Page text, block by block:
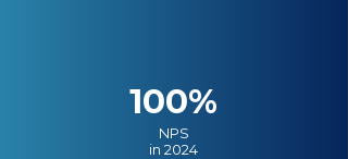
100%
NPS
in 2024